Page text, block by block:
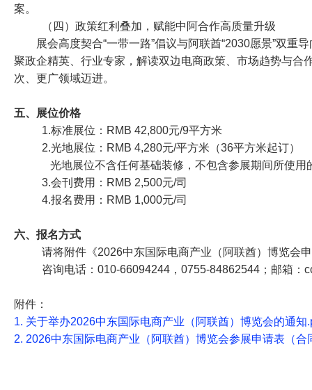
案。
（四）政策红利叠加，赋能中阿合作高质量升级
展会高度契合“一带一路”倡议与阿联酋“2030愿景”双
聚政企精英、行业专家，解读双边电商政策、市场趋势与
次、更广领域迈进。
五、展位价格
1.标准展位：RMB 42,800元/9平方米
2.光地展位：RMB 4,280元/平方米（36平方米起订）
光地展位不含任何基础装修，不包含参展期间所使
3.会刊费用：RMB 2,500元/司
4.报名费用：RMB 1,000元/司
六、报名方式
请将附件《2026中东国际电商产业（阿联酋）博览会
咨询电话：010-66094244，0755-84862544；邮箱：
附件：
1. 关于举办2026中东国际电商产业（阿联酋）博览会的通知
2. 2026中东国际电商产业（阿联酋）博览会参展申请表（合